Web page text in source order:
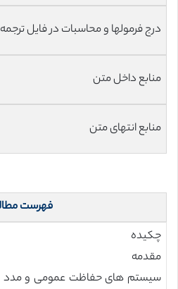
درج فرمولها و محاسبات در فایل ترجمه
منابع داخل متن
منابع انتهای متن
فهرست
چکیده
مقدمه
سیستم های حفاظت عمومی و مدد